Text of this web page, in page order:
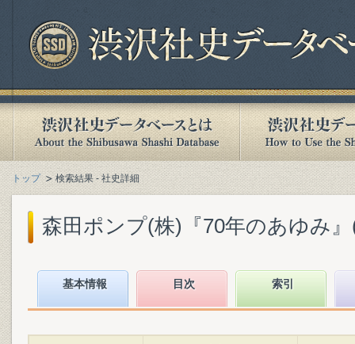
トップ 検索結果 - 社史詳細
森田ポンプ(株)『70年のあゆみ
基本情報 目次 索引